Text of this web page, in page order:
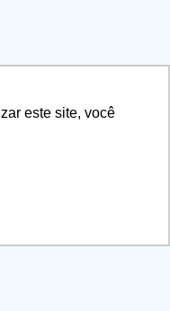
este site, você